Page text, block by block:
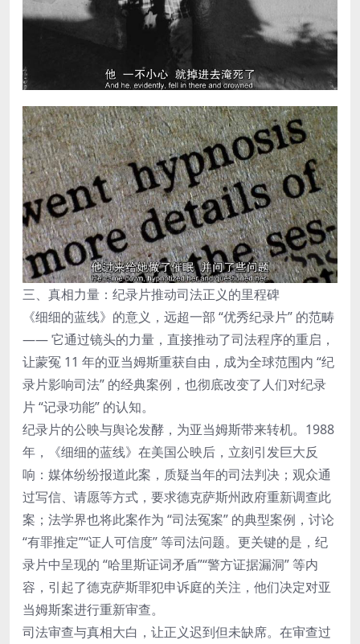
三、真相力量：纪录片推动司法正义的里程碑
《细细的蓝线》的意义，远超一部 “优秀纪录片” 的范畴
—— 它通过镜头的力量，直接推动了司法程序的重启，
让蒙冤 11 年的亚当姆斯重获自由，成为全球范围内 “纪
录片影响司法” 的经典案例，也彻底改变了人们对纪录
片 “记录功能” 的认知。
纪录片的公映与舆论发酵，为亚当姆斯带来转机。1988
年，《细细的蓝线》在美国公映后，立刻引发巨大反
响：媒体纷纷报道此案，质疑当年的司法判决；观众通
过写信、请愿等方式，要求德克萨斯州政府重新调查此
案；法学界也将此案作为 “司法冤案” 的典型案例，讨论
“有罪推定”“证人可信度” 等司法问题。更关键的是，纪
录片中呈现的 “哈里斯证词矛盾”“警方证据漏洞” 等内
容，引起了德克萨斯罪犯申诉庭的关注，他们决定对亚
当姆斯案进行重新审查。
司法审查与真相大白，让正义迟到但未缺席。在审查过